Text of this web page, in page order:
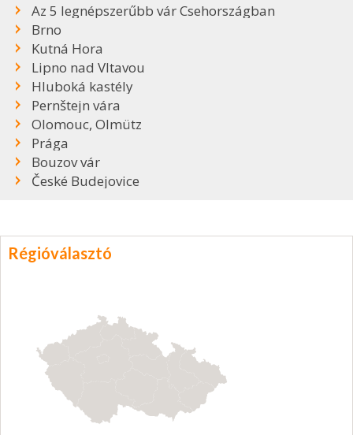
Az 5 legnépszerűbb vár Csehországban
Brno
Kutná Hora
Lipno nad Vltavou
Hluboká kastély
Pernštejn vára
Olomouc, Olmütz
Prága
Bouzov vár
České Budejovice
Régióválasztó